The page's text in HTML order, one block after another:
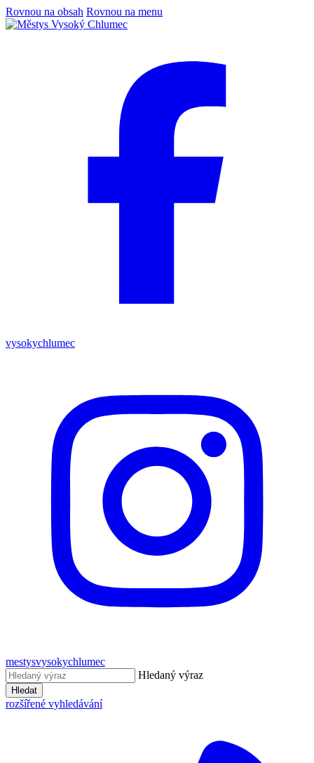
Rovnou na obsah Rovnou na menu
vysokychlumec
mestysvysokychlumec
Hledaný výraz
Hledat
rozšířené vyhledávání